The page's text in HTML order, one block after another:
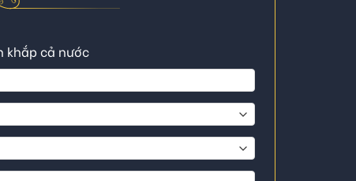
khắp cả nước